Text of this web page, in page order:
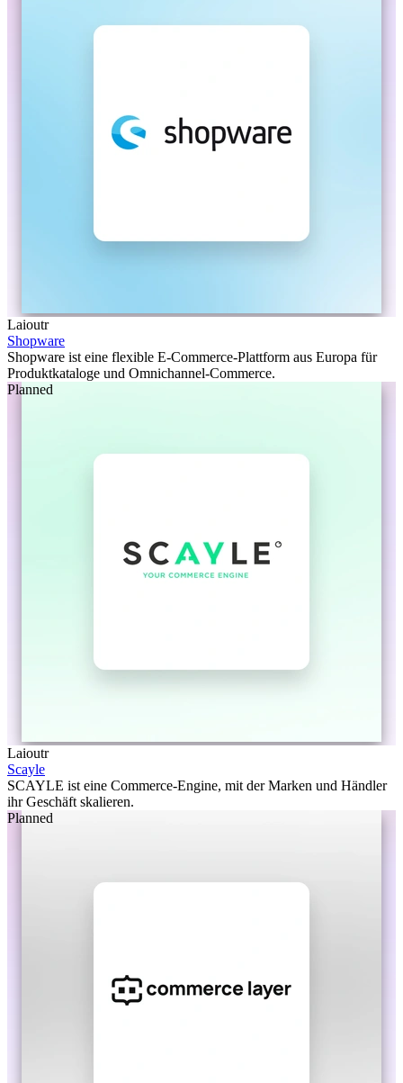
Laioutr
Shopware
Shopware ist eine flexible E-Commerce-Plattform aus Europa für
Produktkataloge und Omnichannel-Commerce.
Planned
Laioutr
Scayle
SCAYLE ist eine Commerce-Engine, mit der Marken und Händler
ihr Geschäft skalieren.
Planned